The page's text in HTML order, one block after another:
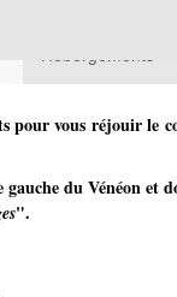
Hébergements
vous réjouir le
du Vénéon et
".